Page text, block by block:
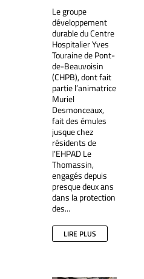
Le groupe
développement
durable du Centre
Hospitalier Yves
Touraine de Pont-
de-Beauvoisin
(CHPB), dont fait
partie l’animatrice
Muriel
Desmonceaux,
fait des émules
jusque chez
résidents de
l’EHPAD Le
Thomassin,
engagés depuis
presque deux ans
dans la protection
des...
LIRE PLUS